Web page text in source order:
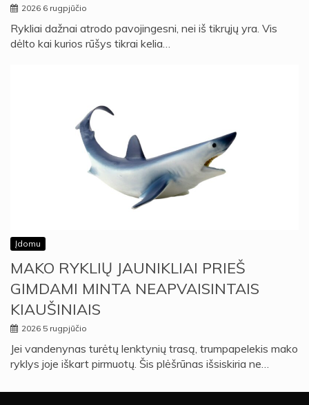
2026 6 rugpjūčio
Rykliai dažnai atrodo pavojingesni, nei iš tikrųjų yra. Vis
dėlto kai kurios rūšys tikrai kelia…
Įdomu
MAKO RYKLIŲ JAUNIKLIAI PRIEŠ
GIMDAMI MINTA NEAPVAISINTAIS
KIAUŠINIAIS
2026 5 rugpjūčio
Jei vandenynas turėtų lenktynių trasą, trumpapelekis mako
ryklys joje iškart pirmuotų. Šis plėšrūnas išsiskiria ne…